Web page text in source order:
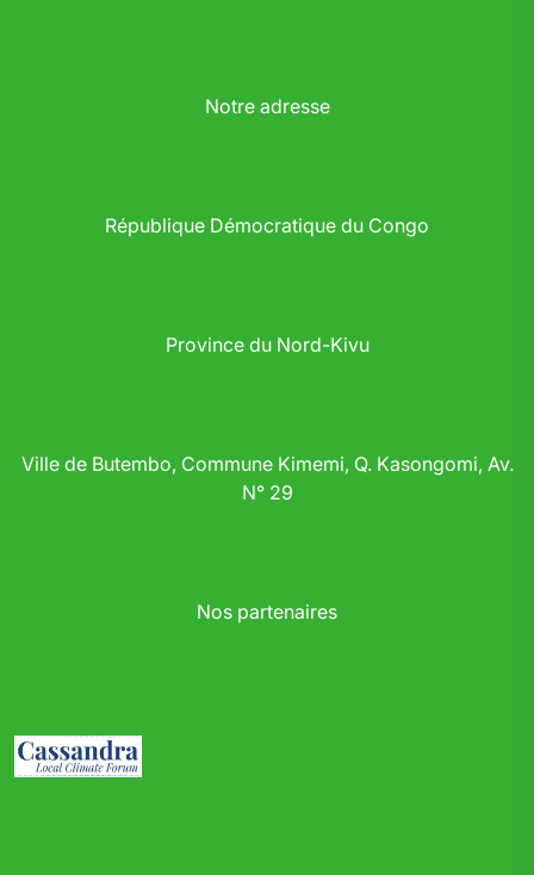
Notre adresse
République Démocratique du Congo
Province du Nord-Kivu
Ville de Butembo, Commune Kimemi, Q. Kasongomi, Av.
N° 29
Nos partenaires